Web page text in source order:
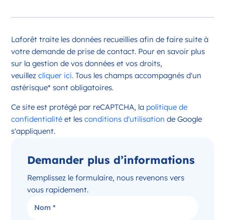
Opportunité d’ouverture à Châteauroux
Châteauroux Centre-Val de Loire
France
Référence: 36044
Candidater
Opportunité d’ouverture à Issoudun
Issoudun Centre-Val de Loire
France
Référence
Laforêt traite les données recueillies afin de faire suite à
votre demande de prise de contact. Pour en savoir plus
sur la gestion de vos données et vos droits,
veuillez cliquer ici. Tous les champs accompagnés d'un
astérisque* sont obligatoires.
Ce site est protégé par reCAPTCHA, la politique de
confidentialité et les conditions d'utilisation de Google
s'appliquent.
Demander plus d’informations
Remplissez le formulaire, nous revenons vers
vous rapidement.